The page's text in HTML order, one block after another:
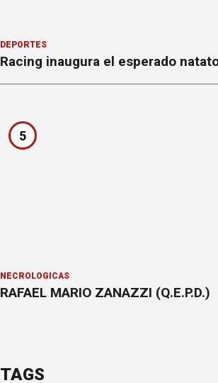
DEPORTES
Racing inaugura el esperado
5
NECROLÓGICAS
RAFAEL MARIO ZANAZZI (Q.E.P.D.)
TAGS